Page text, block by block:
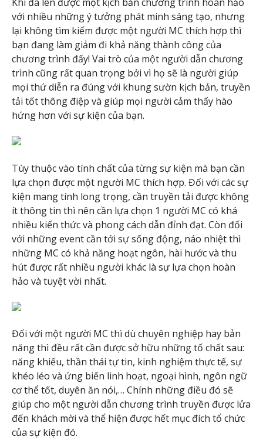
với nhiều những ý tưởng phát minh sáng tạo, nhưng
lại không tìm kiếm được một người MC thích hợp thì
bạn đang làm giảm đi khả năng thành công của
chương trình đấy! Vai trò của một người dẫn chương
trình cũng rất quan trọng bởi vì họ sẽ là người giúp
mọi thứ diễn ra đúng với khung sườn kịch bản, truyền
tải tốt thông điệp và giúp mọi người cảm thấy hào
hứng hơn với sự kiện của bạn.
Tùy thuộc vào tính chất của từng sự kiện mà bạn cần
lựa chọn được một người MC thích hợp. Đối với các sự
kiện mang tính long trọng, cần truyền tải được không
ít thông tin thì nên cần lựa chọn 1 người MC có khá
nhiều kiến thức và phong cách dẫn đỉnh đạt. Còn đối
với những event cần tới sự sống động, náo nhiệt thì
những MC có khả năng hoạt ngôn, hài hước và thu
hút được rất nhiều người khác là sự lựa chọn hoàn
hảo và tuyệt vời nhất.
Đối với một người MC thì dù chuyên nghiệp hay bản
năng thì đều rất cần được sở hữu những tố chất sau:
năng khiếu, thần thái tự tin, kinh nghiệm thực tế, sự
khéo léo và ứng biến linh hoạt, ngoại hình, ngôn ngữ
cơ thể tốt, duyên ăn nói,… Chính những điều đó sẽ
giúp cho một người dẫn chương trình truyền được lửa
đến khách mời và thể hiện được hết mục đích tổ chức
của sự kiện đó.